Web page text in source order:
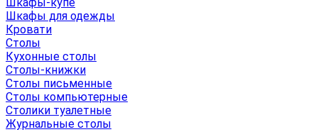
Шкафы для одежды
Кровати
Столы
Кухонные столы
Столы-книжки
Столы письменные
Столы компьютерные
Столики туалетные
Журнальные столы